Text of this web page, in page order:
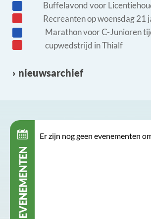
Buffelavond voor
Recreanten op woensdag 21
Marathon voor C-Junioren
cupwedstrijd in Thialf
nieuwsarchief
EVENEMENTEN
Er zijn nog geen evenementen